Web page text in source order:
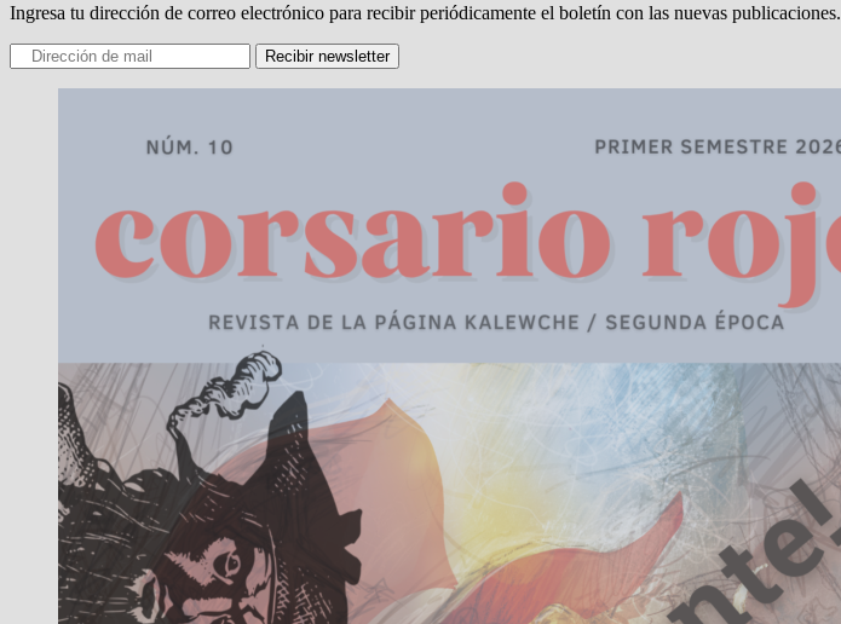
Ingresa tu dirección de correo electrónico para recibir periódicamente el boletín con las nuevas publicaciones.
Recibir newsletter